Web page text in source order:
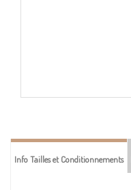
Info Tailles et Conditionnements